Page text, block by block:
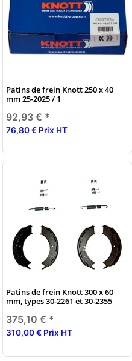
Patins de frein Knott 250 x 40
mm 25-2025 / 1
92,93 € *
76,80 € Prix HT
Patins de frein Knott 300 x 60
mm, types 30-2261 et 30-2355
375,10 € *
310,00 € Prix HT